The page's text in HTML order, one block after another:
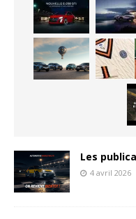
Les
4 avril 2026